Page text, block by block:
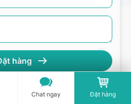
Chat ngay Đặt hàng